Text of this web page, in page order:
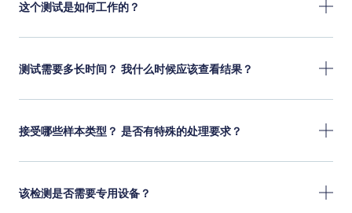
这个测试是如何工作的？
测试需要多长时间？ 我什么时候应该查看结果？
接受哪些样本类型？ 是否有特殊的处理要求？
该检测是否需要专用设备？